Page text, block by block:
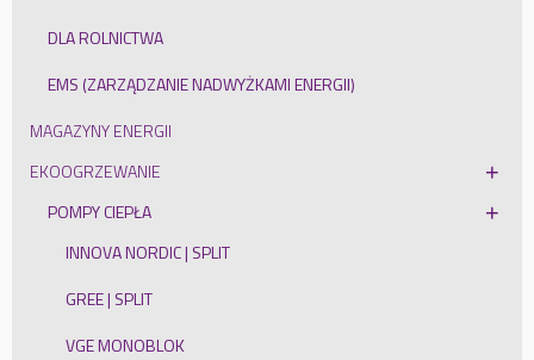
DLA ROLNICTWA
EMS (ZARZĄDZANIE NADWYŻKAMI ENERGII)
MAGAZYNY ENERGII
EKOOGRZEWANIE
POMPY CIEPŁA
INNOVA NORDIC | SPLIT
GREE | SPLIT
VGE MONOBLOK